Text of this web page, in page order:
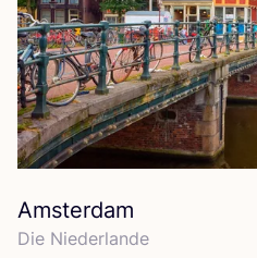
Amsterdam
Die Nie­der­lan­de